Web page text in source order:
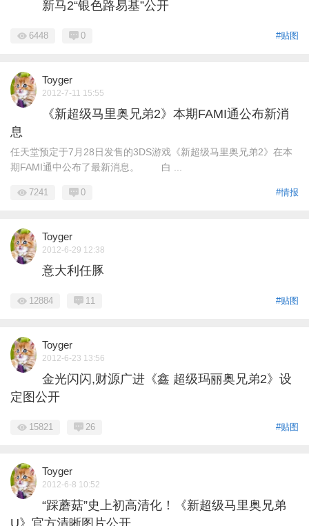
新马2“银色路易基”公开
#贴图
6448 0
Toyger
2012-7-11 15:55
《新超级马里奥兄弟2》本期FAMI通公布新消
息
任天堂预定于7月28日发售的3DS游戏《新超级马里奥兄弟2》在本
期FAMI通中公布了最新消息。 白 ...
#情报
7241 0
Toyger
2012-6-29 12:38
意大利任豚
#贴图
12884 11
Toyger
2012-6-23 13:56
金光闪闪,财源广进《鑫 超级玛丽奥兄弟2》设
定图公开
#贴图
15821 26
Toyger
2012-6-8 10:52
“踩蘑菇”史上初高清化！《新超级马里奥兄弟
U》官方清晰图片公开